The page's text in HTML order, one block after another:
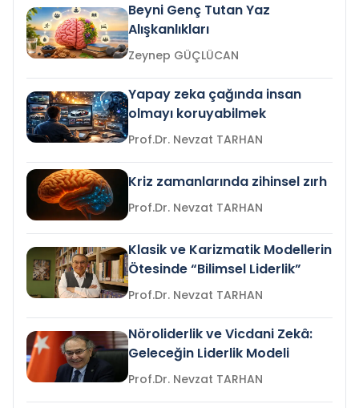
Beyni Genç Tutan Yaz
Alışkanlıkları
Zeynep GÜÇLÜCAN
Yapay zeka çağında insan
olmayı koruyabilmek
Prof.Dr. Nevzat TARHAN
Kriz zamanlarında zihinsel zırh
Prof.Dr. Nevzat TARHAN
Klasik ve Karizmatik Modellerin
Ötesinde “Bilimsel Liderlik”
Prof.Dr. Nevzat TARHAN
Nöroliderlik ve Vicdani Zekâ:
Geleceğin Liderlik Modeli
Prof.Dr. Nevzat TARHAN